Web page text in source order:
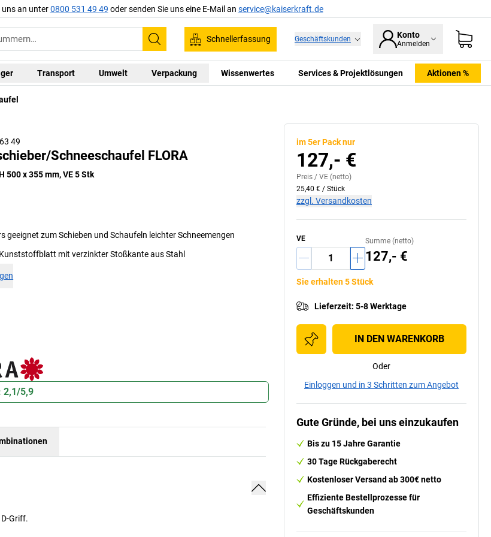
uns an unter0800 531 49 49 oder senden Sie uns eine E-Mail an service@kaiserkraft.de
Suchen
Schnellerfassung Geschäftskunden Konto
Anmelden
Transport Umwelt Verpackung Wissenwertes Services & Projektlösungen Aktionen %
49
Schneeschaufel FLORA
500 x 355 mm, VE 5 Stk
geeignet zum Schieben und Schaufeln leichter Schneemengen
mit verzinkter Stoßkante aus Stahl
2,1/5,9
Griff.
im 5er Pack nur
127,- €
Preis / VE (netto)
25,40 € / Stück
zzgl. Versandkosten
VE Summe (netto)
127,- €
Sie erhalten 5 Stück
Lieferzeit: 5-8 Werktage
IN DEN WARENKORB
Oder
Einloggen und in 3 Schritten zum Angebot
Gute Gründe, bei uns einzukaufen
Bis zu 15 Jahre Garantie
30 Tage Rückgaberecht
Kostenloser Versand ab 300€ netto
Effiziente Bestellprozesse für
Geschäftskunden